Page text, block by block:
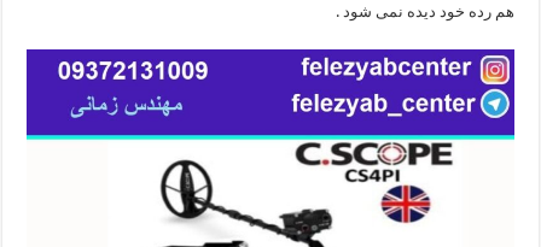
هم رده خود دیده نمی شود .